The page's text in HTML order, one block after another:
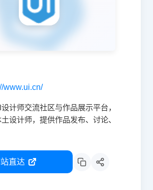
www.ui.cn/
计师交流社区与作品展示平台，
设计师，提供作品发布、讨论、
站直达